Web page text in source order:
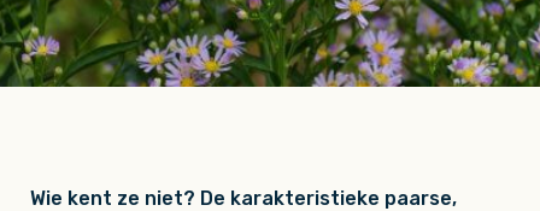
Wie kent ze niet? De karakteristieke paarse,